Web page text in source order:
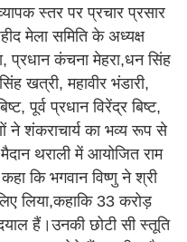
स्तर पर प्रचार प्रसार
मेला समिति के अध्यक्ष
प्रधान कंचना मेहरा,धन सिंह
खत्री, महावीर भंडारी,
पूर्व प्रधान विरेंद्र बिष्ट,
ने शंकराचार्य का भव्य रूप से
थराली में आयोजित राम
कि भगवान विष्णु ने श्री
लिया,कहाकि 33 करोड़
हैं।उनकी छोटी सी स्तूति